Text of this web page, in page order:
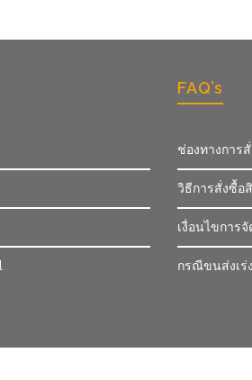
FAQ’s
ช่องทางการ
วิธีการสั่งซื้อ
เงื่อนไขการ
กรณีขนส่งเร่